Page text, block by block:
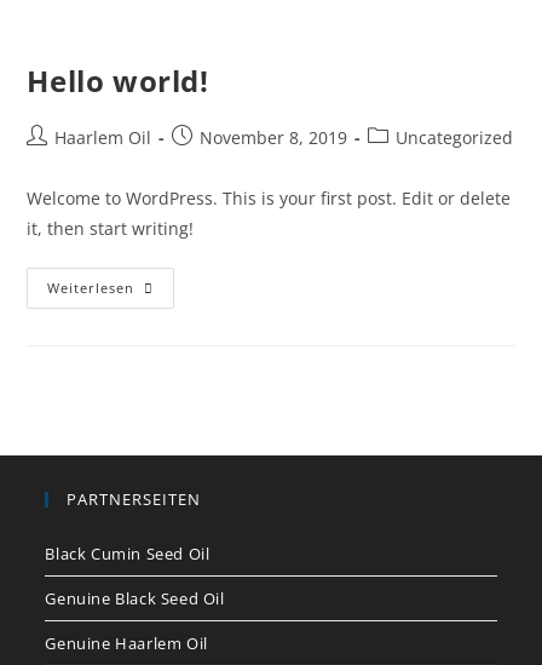
Hello world!
Beitrags-
Haarlem Oil
BeitragNovember 8, 2019
Beitrags-
Uncategorized
Welcome to WordPress. This is your first post. Edit or delete
it, then start writing!
Weiterlesen Hello
World!
PARTNERSEITEN
Black Cumin Seed Oil
Genuine Black Seed Oil
Genuine Haarlem Oil